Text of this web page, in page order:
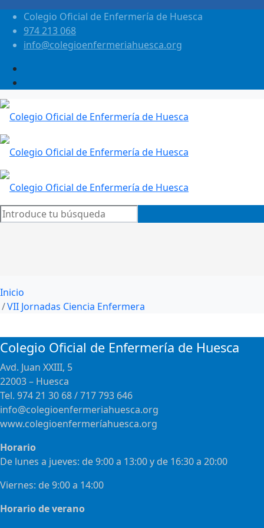
Colegio Oficial de Enfermería de Huesca
974 213 068
info@colegioenfermeriahuesca.org
Inicio
VII Jornadas Ciencia Enfermera
Colegio Oficial de Enfermería de Huesca
Avd. Juan XXIII, 5
22003 – Huesca
Tel. 974 21 30 68 / 717 793 646
info@colegioenfermeriahuesca.org
www.colegioenfermeríahuesca.org
Horario
De lunes a jueves: de 9:00 a 13:00 y de 16:30 a 20:00
Viernes: de 9:00 a 14:00
Horario de verano